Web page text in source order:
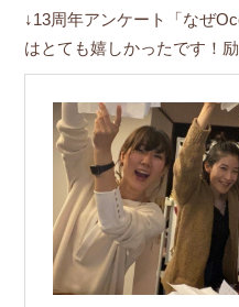
↓13周年アンケート「なぜ
はとても嬉しかったです！